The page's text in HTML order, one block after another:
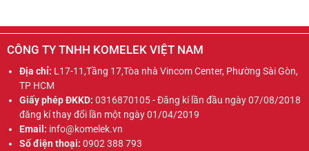
CÔNG TY TNHH KOMELEK VIỆT NAM
Địa chỉ: L17-11,Tầng 17,Tòa nhà Vincom Center, Phường Sài Gòn,
TP HCM
Giấy phép ĐKKD: 0316870105 - Đăng kí lần đầu ngày 07/08/2018
đăng kí thay đổi lần một ngày 01/04/2019
Email: info@komelek.vn
Số điện thoại: 0902 388 793